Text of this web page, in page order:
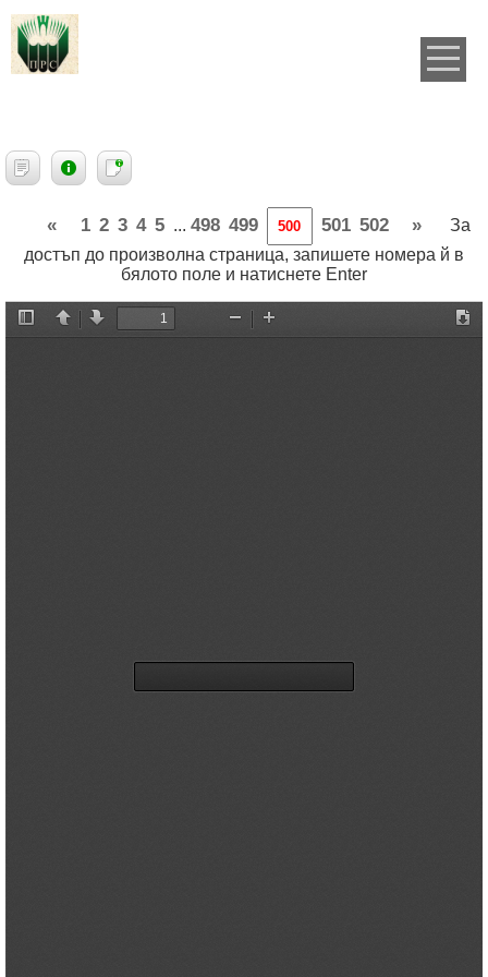
« 1 2 3 4 5 ... 498 499 501 502 »
За
достъп до произволна страница, запишете номера й в
бялото поле и натиснете Enter